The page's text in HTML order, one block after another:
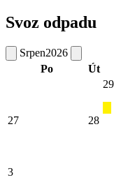
Svoz odpadu
Srpen2026
Po
Út
27 28
29
3